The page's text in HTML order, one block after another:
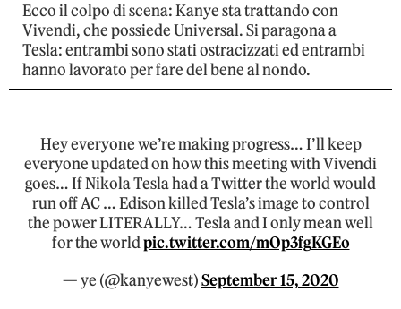
Ecco il colpo di scena: Kanye sta trattando con
Vivendi, che possiede Universal. Si paragona a
Tesla: entrambi sono stati ostracizzati ed entrambi
hanno lavorato per fare del bene al nondo.
Hey everyone we’re making progress… I’ll keep
everyone updated on how this meeting with Vivendi
goes… If Nikola Tesla had a Twitter the world would
run off AC … Edison killed Tesla’s image to control
the power LITERALLY… Tesla and I only mean well
for the worldpic.twitter.com/mOp3fgKGEo
— ye (@kanyewest)September 15, 2020